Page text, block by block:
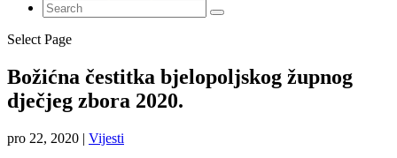
Select Page
Božićna čestitka bjelopoljskog župnog
dječjeg zbora 2020.
pro 22, 2020 | Vijesti